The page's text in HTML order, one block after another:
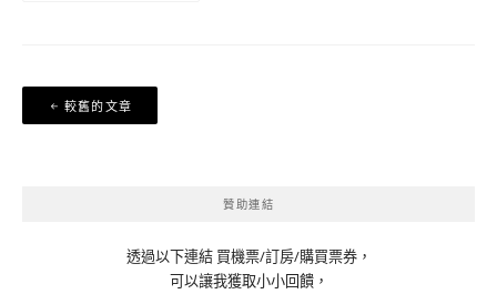
文
章
較舊的文章
贊助連結
透過以下連結 買機票/訂房/購買票券，
可以讓我獲取小小回饋，